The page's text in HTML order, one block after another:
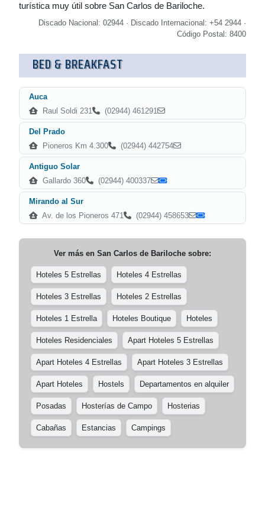
turística muy útil sobre San Carlos de Bariloche.
Discado Nacional: 02944 · Discado Internacional: +54 2944 ·
Código Postal: 8400
BED & BREAKFAST
Auca
Raul Soldi 231
(02944) 461291
Del Prado
Pioneros Km 4.300
(02944) 442754
Antiguo Solar
Gallardo 360
(02944) 400337
Mirando al Sur
Av. de los Pioneros 471
(02944) 458653
Ver más en San Carlos de Bariloche sobre:
Hoteles 5 Estrellas Hoteles 4 Estrellas
Hoteles 3 Estrellas Hoteles 2 Estrellas
Hoteles 1 Estrella Hoteles Boutique Hoteles
Hoteles Residenciales Apart Hoteles 5 Estrellas
Apart Hoteles 4 Estrellas Apart Hoteles 3 Estrellas
Apart Hoteles Hostels Departamentos en alquiler
Posadas Hosterías de Campo Hosterias
Cabañas Estancias Campings